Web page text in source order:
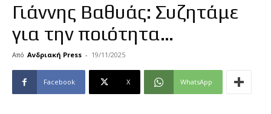
Γιάννης Βαθυάς: Συζητάμε
για την ποιότητα…
Από Ανδριακή Press - 19/11/2025
Facebook X WhatsApp